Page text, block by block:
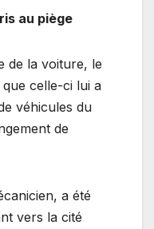
au piège
de la voiture, le
celle-ci lui a
véhicules du
de
a été
vers la cité